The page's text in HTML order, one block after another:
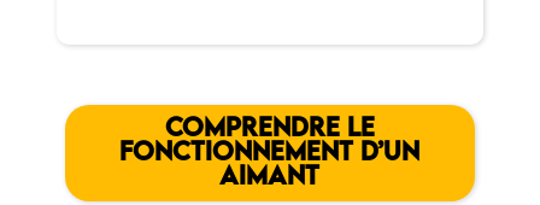
COMPRENDRE LE
FONCTIONNEMENT D’UN
AIMANT